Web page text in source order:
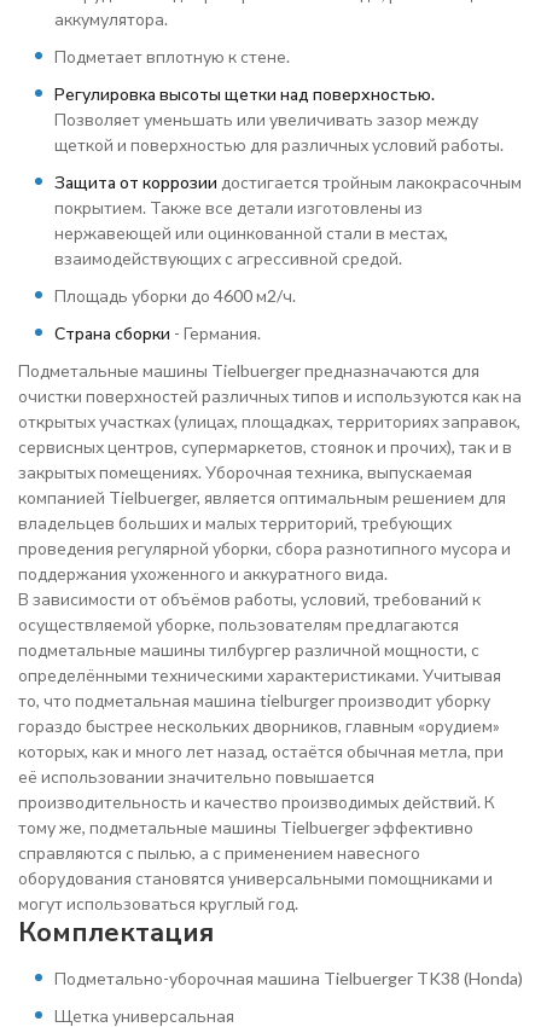
аккумулятора.
Подметает вплотную к стене.
Регулировка высоты щетки над поверхностью.
Позволяет уменьшать или увеличивать зазор между
щеткой и поверхностью для различных условий работы.
Защита от коррозии достигается тройным лакокрасочным
покрытием. Также все детали изготовлены из
нержавеющей или оцинкованной стали в местах,
взаимодействующих с агрессивной средой.
Площадь уборки до 4600 м2/ч.
Страна сборки - Германия.
Подметальные машины Tielbuerger предназначаются для
очистки поверхностей различных типов и используются как на
открытых участках (улицах, площадках, территориях заправок,
сервисных центров, супермаркетов, стоянок и прочих), так и в
закрытых помещениях. Уборочная техника, выпускаемая
компанией Tielbuerger, является оптимальным решением для
владельцев больших и малых территорий, требующих
проведения регулярной уборки, сбора разнотипного мусора и
поддержания ухоженного и аккуратного вида.
В зависимости от объёмов работы, условий, требований к
осуществляемой уборке, пользователям предлагаются
подметальные машины тилбургер различной мощности, с
определёнными техническими характеристиками. Учитывая
то, что подметальная машина tielburger производит уборку
гораздо быстрее нескольких дворников, главным «орудием»
которых, как и много лет назад, остаётся обычная метла, при
её использовании значительно повышается
производительность и качество производимых действий. К
тому же, подметальные машины Tielbuerger эффективно
справляются с пылью, а с применением навесного
оборудования становятся универсальными помощниками и
могут использоваться круглый год.
Комплектация
Подметально-уборочная машина Tielbuerger TK38 (Honda)
Щетка универсальная